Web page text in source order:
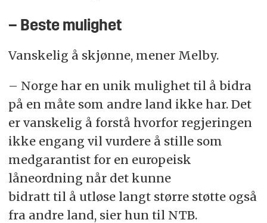
– Beste mulighet
Vanskelig å skjønne, mener Melby.
– Norge har en unik mulighet til å bidra
på en måte som andre land ikke har. Det
er vanskelig å forstå hvorfor regjeringen
ikke engang vil vurdere å stille som
medgarantist for en europeisk
låneordning når det kunne
bidratt til å utløse langt større støtte også
fra andre land, sier hun til NTB.